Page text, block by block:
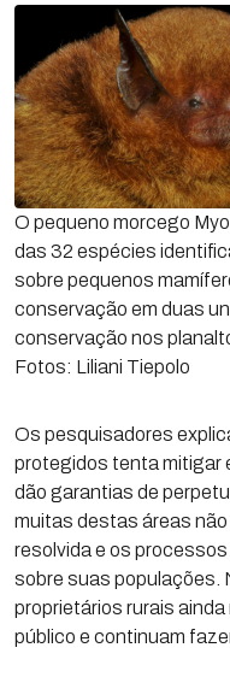
O pequeno morcego
das 32 espécies
sobre pequenos
conservação em duas
conservação nos
Fotos: Liliani Tiepolo
Os pesquisadores
protegidos tenta mitigar
dão garantias de
muitas destas áreas
resolvida e os
sobre suas populações.
proprietários rurais
público e continuam